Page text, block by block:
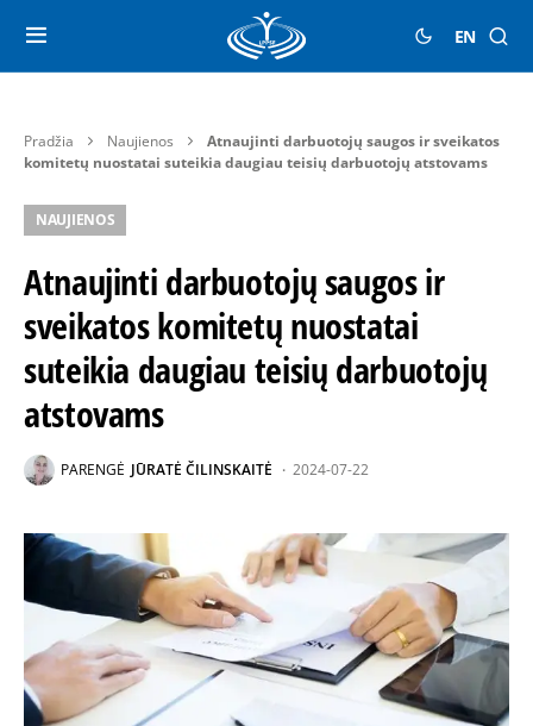
EN
Pradžia Naujienos
Atnaujinti darbuotojų saugos ir sveikatos
komitetų nuostatai suteikia daugiau teisių darbuotojų atstovams
NAUJIENOS
Atnaujinti darbuotojų saugos ir
sveikatos komitetų nuostatai
suteikia daugiau teisių darbuotojų
atstovams
PARENGĖ JŪRATĖ ČILINSKAITĖ 2024-07-22